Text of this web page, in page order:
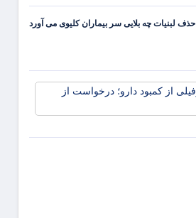
حذف لبنیات چه بلایی سر بیماران کلیوی می آورد